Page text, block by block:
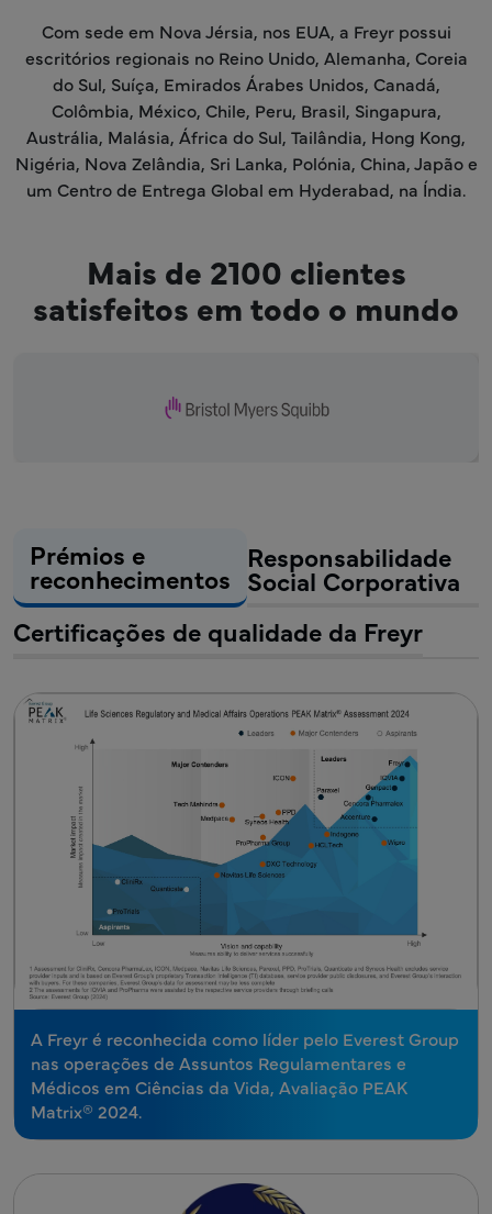
Com sede em Nova Jérsia, nos EUA, a Freyr possui
escritórios regionais no Reino Unido, Alemanha, Coreia
do Sul, Suíça, Emirados Árabes Unidos, Canadá,
Colômbia, México, Chile, Peru, Brasil, Singapura,
Austrália, Malásia, África do Sul, Tailândia, Hong Kong,
Nigéria, Nova Zelândia, Sri Lanka, Polónia, China, Japão e
um Centro de Entrega Global em Hyderabad, na Índia.
Mais de 2100 clientes
satisfeitos em todo o mundo
Prémios e
reconhecimentos
Responsabilidade
Social Corporativa
Certificações de qualidade da Freyr
A Freyr é reconhecida como líder pelo Everest Group
nas operações de Assuntos Regulamentares e
Médicos em Ciências da Vida, Avaliação PEAK
Matrix® 2024.